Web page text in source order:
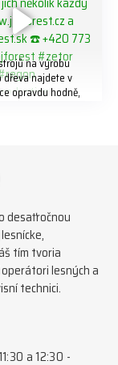
na výrobu
dřeva najdete v
opravdu hodně,
desaťročnou
tím tvoria
lesných a
technici.
a 12:30 -